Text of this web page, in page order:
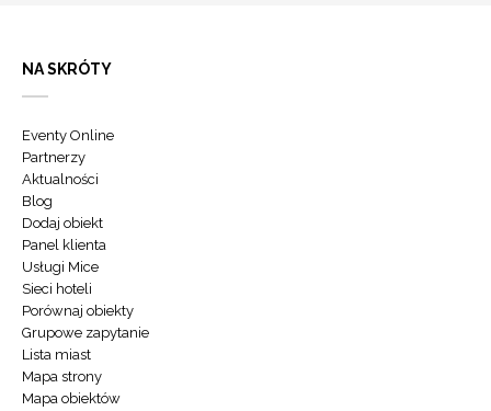
NA SKRÓTY
Eventy Online
Partnerzy
Aktualności
Blog
Dodaj obiekt
Panel klienta
Usługi Mice
Sieci hoteli
Porównaj obiekty
Grupowe zapytanie
Lista miast
Mapa strony
Mapa obiektów